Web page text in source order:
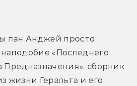
пан Анджей просто
«Последнего
Предназначения», сборник
жизни Геральта и его